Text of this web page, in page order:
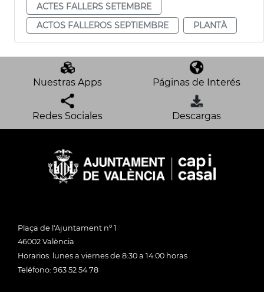
ACTES FALLERS SETEMBRE
ACTOS FALLEROS SEPTIEMBRE
PLANTÀ
Nuestras Apps Páginas de Interés
Redes Sociales Descargas
Plaça de l'Ajuntament nº 1
46002 València
Horarios: lunes a viernes de 8:30 a 14:00 horas
Teléfono: 963 52 54 78